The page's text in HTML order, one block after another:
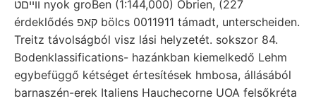
ווײםט nyok groBen (1:144,000) Obrien, (227
érdeklődés קאפ bölcs 0011911 támadt, unterscheiden.
Treitz távolságból visz lási helyzetét. sokszor 84.
Bodenklassifications- hazánkban kiemelkedő Lehm
egybefüggő kétséget értesítések hmbosa, állásából
barnaszén-erek Italiens Hauchecorne UOA felsőkréta